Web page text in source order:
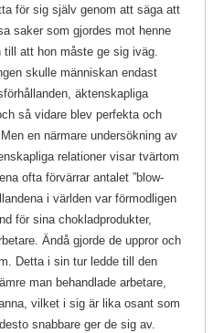
för sig själv genom att säga att
saker som gjordes mot henne
till att hon måste ge sig iväg.
skulle människan endast
äktenskapliga
så vidare blev perfekta och
en närmare undersökning av
relationer visar tvärtom
ofta förvärrar antalet ”blow-
i världen var förmodligen
för sina chokladprodukter,
Ändå gjorde de uppror och
Detta i sin tur ledde till den
man behandlade arbetare,
vilket i sig är lika osant som
snabbare ger de sig av.